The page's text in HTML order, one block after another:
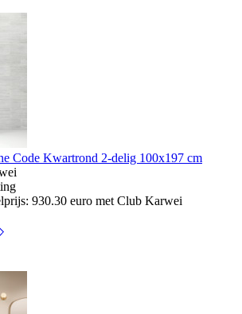
Code Kwartrond 2-delig 100x197 cm
930.30 euro met Club Karwei